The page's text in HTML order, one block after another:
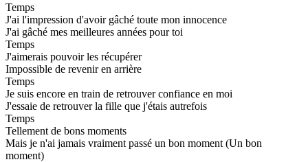
Temps
J'ai l'impression d'avoir gâché toute mon innocence
J'ai gâché mes meilleures années pour toi
Temps
J'aimerais pouvoir les récupérer
Impossible de revenir en arrière
Temps
Je suis encore en train de retrouver confiance en moi
J'essaie de retrouver la fille que j'étais autrefois
Temps
Tellement de bons moments
Mais je n'ai jamais vraiment passé un bon moment (Un bon
moment)